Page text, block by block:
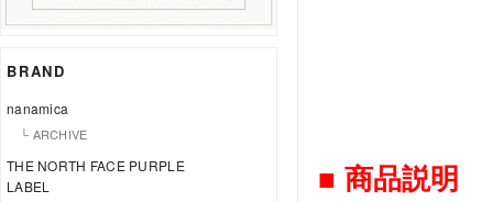
BRAND
nanamica
└ ARCHIVE
THE NORTH FACE PURPLE
LABEL
■ 商品説明